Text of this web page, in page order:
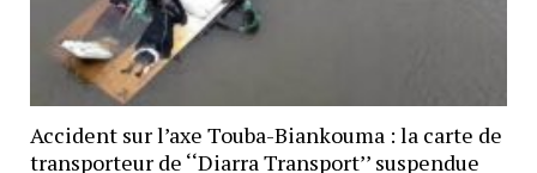
Accident sur l’axe Touba-Biankouma : la carte de
transporteur de ‘‘Diarra Transport’’ suspendue